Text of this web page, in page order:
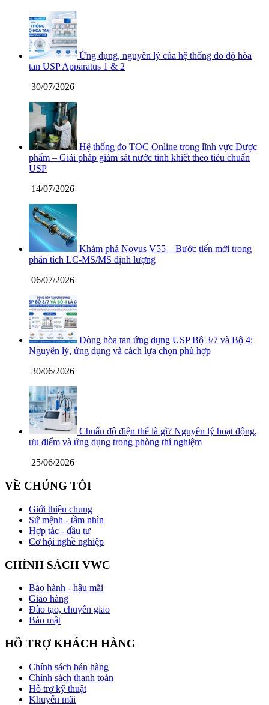
Ứng dụng, nguyên lý của hệ thống đo độ hòa
tan USP Apparatus 1 & 2
30/07/2026
Hệ thống đo TOC Online trong lĩnh vực Dược
phẩm – Giải pháp giám sát nước tinh khiết theo tiêu chuẩn
USP
14/07/2026
Khám phá Novus V55 – Bước tiến mới trong
phân tích LC-MS/MS định lượng
06/07/2026
Dòng hòa tan ứng dụng USP Bộ 3/7 và Bộ 4:
Nguyên lý, ứng dụng và cách lựa chọn phù hợp
30/06/2026
Chuẩn độ điện thế là gì? Nguyên lý hoạt động,
ưu điểm và ứng dụng trong phòng thí nghiệm
25/06/2026
VỀ CHÚNG TÔI
Giới thiệu chung
Sứ mệnh - tầm nhìn
Hợp tác - đầu tư
Cơ hội nghề nghiệp
CHÍNH SÁCH VWC
Bảo hành - hậu mãi
Giao hàng
Đào tạo, chuyển giao
Bảo mật
HỖ TRỢ KHÁCH HÀNG
Chính sách bán hàng
Chính sách thanh toán
Hỗ trợ kỹ thuật
Khuyến mãi